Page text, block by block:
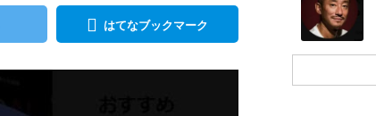
はてなブックマーク